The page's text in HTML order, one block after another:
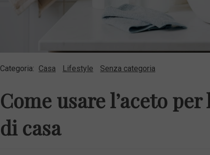
Categoria: Casa Lifestyle Senza categoria
Come usare l’aceto
di casa